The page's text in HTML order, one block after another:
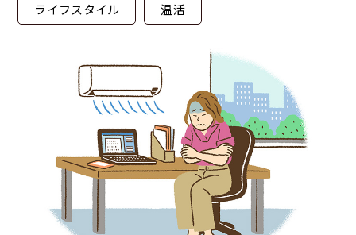
ライフスタイル 温活